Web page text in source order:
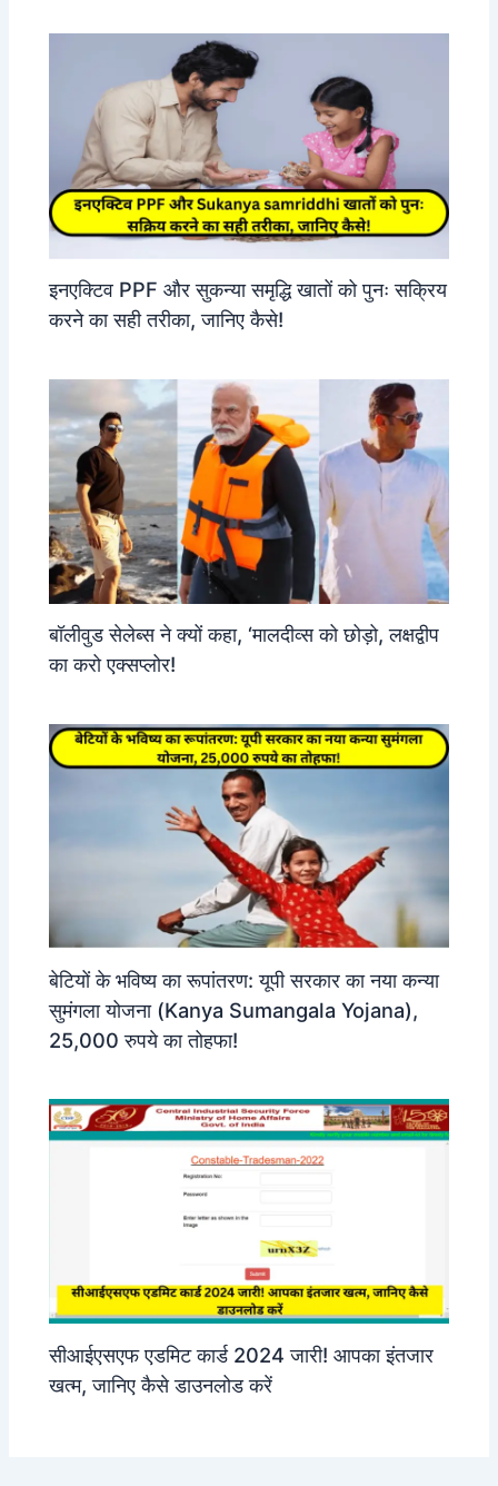
इनएक्टिव PPF और सुकन्या समृद्धि खातों को पुनः सक्रिय
करने का सही तरीका, जानिए कैसे!
बॉलीवुड सेलेब्स ने क्यों कहा, ‘मालदीव्स को छोड़ो, लक्षद्वीप
का करो एक्सप्लोर!
बेटियों के भविष्य का रूपांतरण: यूपी सरकार का नया कन्या
सुमंगला योजना (Kanya Sumangala Yojana),
25,000 रुपये का तोहफा!
सीआईएसएफ एडमिट कार्ड 2024 जारी! आपका इंतजार
खत्म, जानिए कैसे डाउनलोड करें